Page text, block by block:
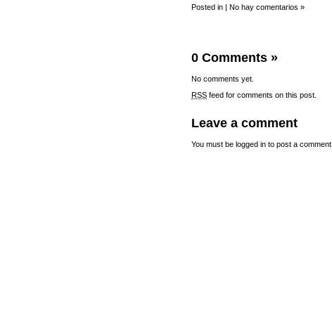
Posted in | No hay comentarios »
0 Comments »
No comments yet.
RSS feed for comments on this post.
Leave a comment
You must be logged in to post a comment.